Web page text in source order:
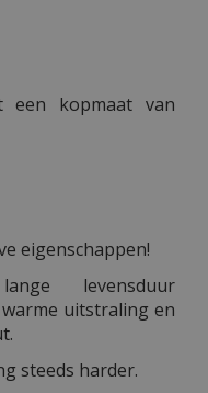
een kopmaat van
eigenschappen!
levensduur
uitstraling en
steeds harder.